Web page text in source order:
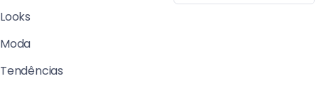
Looks
Moda
Tendências